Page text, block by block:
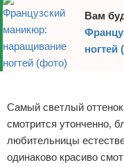
Вам
ногтей
Самый светлый
смотрится утонченно,
любительницы
одинаково красиво